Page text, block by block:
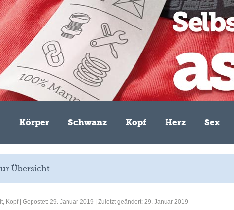
Körper Schwanz Kopf Herz Sex
Übersicht
, Kopf| Gepostet: 29. Januar 2019 | Zuletzt geändert: 29. Januar 2019